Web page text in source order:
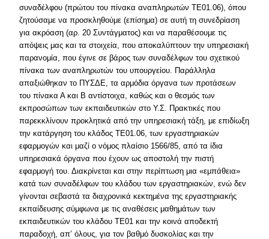
συναδέλφου (πρώτου του πίνακα αναπληρωτών ΤΕ01.06), όπου
ζητούσαμε να προσκληθούμε (επίσημα) σε αυτή τη συνεδρίαση
για ακρόαση (αρ. 20 Συντάγματος) και να παραθέσουμε τις
απόψεις μας και τα στοιχεία, που αποκαλύπτουν την υπηρεσιακή
παρανομία, που έγινε σε βάρος των συναδέλφων του σχετικού
πίνακα των αναπληρωτών του υπουργείου. Παράλληλα
απαξιώθηκαν το ΠΥΣΔΕ, τα αρμόδια όργανα των προτάσεων
του πίνακα Α και Β αντίστοιχα, καθώς και ο θεσμός των
εκπροσώπων των εκπαιδευτικών στο Υ.Σ. Πρακτικές που
παρεκκλίνουν προκλητικά από την υπηρεσιακή τάξη, με επιδίωξη
την κατάργηση του κλάδος ΤΕ01.06, των εργαστηριακών
εφαρμογών και μαζί ο νόμος πλαίσιο 1566/85, από τα ίδια
υπηρεσιακά όργανα που έχουν ως αποστολή την πιστή
εφαρμογή του. Διακρίνεται και στην περίπτωση μια «εμπάθεια»
κατά των συναδέλφων του κλάδου των εργαστηριακών, ενώ δεν
γίνονται σεβαστά τα διαχρονικά κεκτημένα της εργαστηριακής
εκπαίδευσης σύμφωνα με τις αναθέσεις μαθημάτων των
εκπαιδευτικών του κλάδου ΤΕ01 και την κοινά αποδεκτή
παραδοχή, απ’ όλους, για τον βαθμό δυσκολίας και την